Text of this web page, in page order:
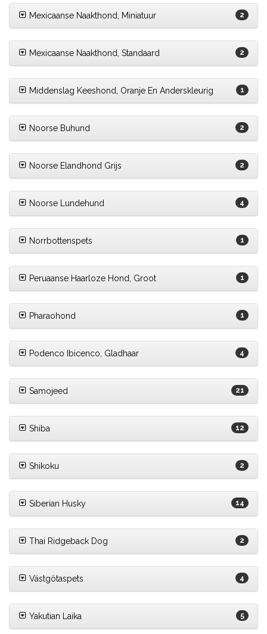
Mexicaanse Naakthond, Miniatuur 2
Mexicaanse Naakthond, Standaard 2
Middenslag Keeshond, Oranje En Anderskleurig 1
Noorse Buhund 2
Noorse Elandhond Grijs 2
Noorse Lundehund 4
Norrbottenspets 1
Peruaanse Haarloze Hond, Groot 1
Pharaohond 1
Podenco Ibicenco, Gladhaar 4
Samojeed 21
Shiba 12
Shikoku 2
Siberian Husky 14
Thai Ridgeback Dog 2
Västgötaspets 4
Yakutian Laika 5